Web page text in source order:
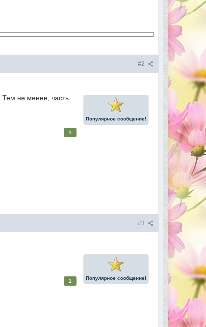
#2
Популярное сообщение!
Тем не менее, часть
1
#3
Популярное сообщение!
1